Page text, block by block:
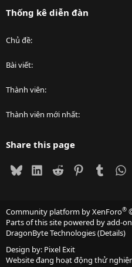
Thống kê diễn đàn
Chủ đề
Bài viết
Thành viên
Thành viên mới nhất
Share this page
BlueskyLinkedIn
Reddit PinterestTumblr
Community platform by XenForo®
Parts of this site powered byadd-
DragonByte Technologies(Details)
Design by: Pixel Exit
Website đang hoạt động thử